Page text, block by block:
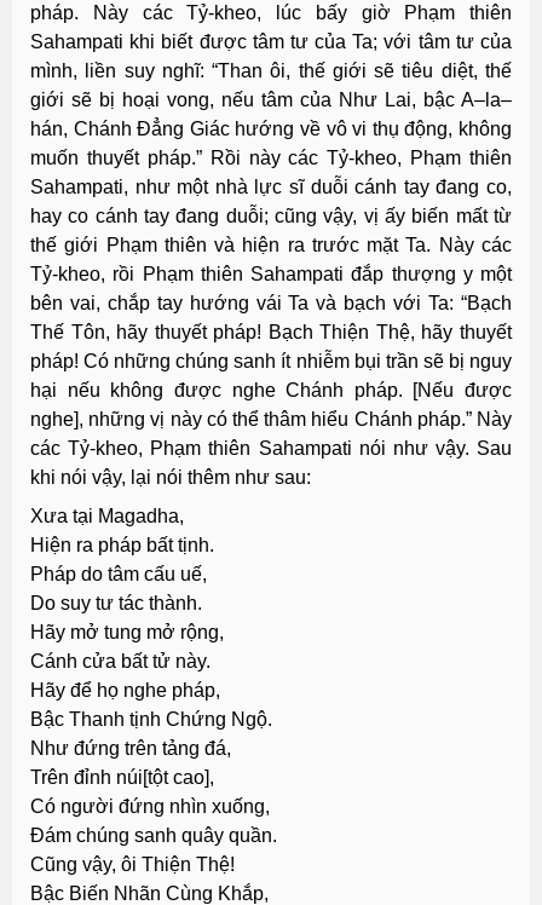
pháp. Này các Tỷ-kheo, lúc bấy giờ Phạm thiên
Sahampati khi biết được tâm tư của Ta; với tâm tư của
mình, liền suy nghĩ: “Than ôi, thế giới sẽ tiêu diệt, thế
giới sẽ bị hoại vong, nếu tâm của Như Lai, bậc A–la–
hán, Chánh Ðẳng Giác hướng về vô vi thụ động, không
muốn thuyết pháp.” Rồi này các Tỷ-kheo, Phạm thiên
Sahampati, như một nhà lực sĩ duỗi cánh tay đang co,
hay co cánh tay đang duỗi; cũng vậy, vị ấy biến mất từ
thế giới Phạm thiên và hiện ra trước mặt Ta. Này các
Tỷ-kheo, rồi Phạm thiên Sahampati đắp thượng y một
bên vai, chắp tay hướng vái Ta và bạch với Ta: “Bạch
Thế Tôn, hãy thuyết pháp! Bạch Thiện Thệ, hãy thuyết
pháp! Có những chúng sanh ít nhiễm bụi trần sẽ bị nguy
hại nếu không được nghe Chánh pháp. [Nếu được
nghe], những vị này có thể thâm hiểu Chánh pháp.” Này
các Tỷ-kheo, Phạm thiên Sahampati nói như vậy. Sau
khi nói vậy, lại nói thêm như sau:
Xưa tại Magadha,
Hiện ra pháp bất tịnh.
Pháp do tâm cấu uế,
Do suy tư tác thành.
Hãy mở tung mở rộng,
Cánh cửa bất tử này.
Hãy để họ nghe pháp,
Bậc Thanh tịnh Chứng Ngộ.
Như đứng trên tảng đá,
Trên đỉnh núi[tột cao],
Có người đứng nhìn xuống,
Ðám chúng sanh quây quần.
Cũng vậy, ôi Thiện Thệ!
Bậc Biến Nhãn Cùng Khắp,